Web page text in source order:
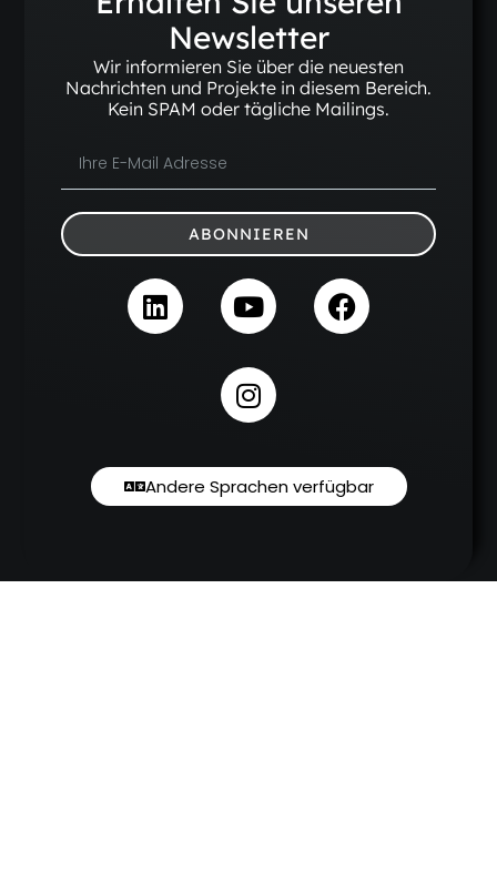
Newsletter
Wir informieren Sie über die neuesten
Nachrichten und Projekte in diesem Bereich.
Kein SPAM oder tägliche Mailings.
ABONNIEREN
Andere Sprachen verfügbar